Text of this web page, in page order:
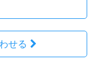
せる